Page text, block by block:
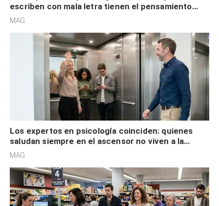
escriben con mala letra tienen el pensamiento
acelerado y no lo hacen por desinterés
MAG.
Los expertos en psicología coinciden: quienes
saludan siempre en el ascensor no viven a la
defensiva y tienen apertura social
MAG.